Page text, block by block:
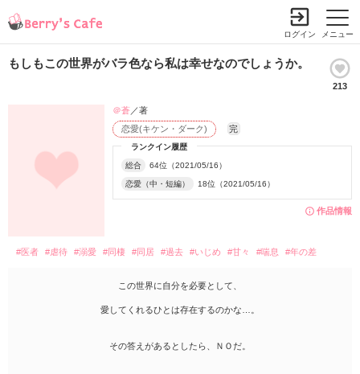
メニュー
ログイン
もしもこの世界がバラ色なら私は幸せなのでしょうか。
213
作品情報
ランクイン履歴
総合 64位（2021/05/16）
恋愛（中・短編） 18位（2021/05/16）
恋愛(キケン・ダーク) 完
＠蒼／著
#医者 #虐待 #溺愛 #同棲 #同居 #過去 #いじめ #甘々 #喘息 #年の差
この世界に自分を必要として、
愛してくれるひとは存在するのかな…。
その答えがあるとしたら、ＮＯだ。